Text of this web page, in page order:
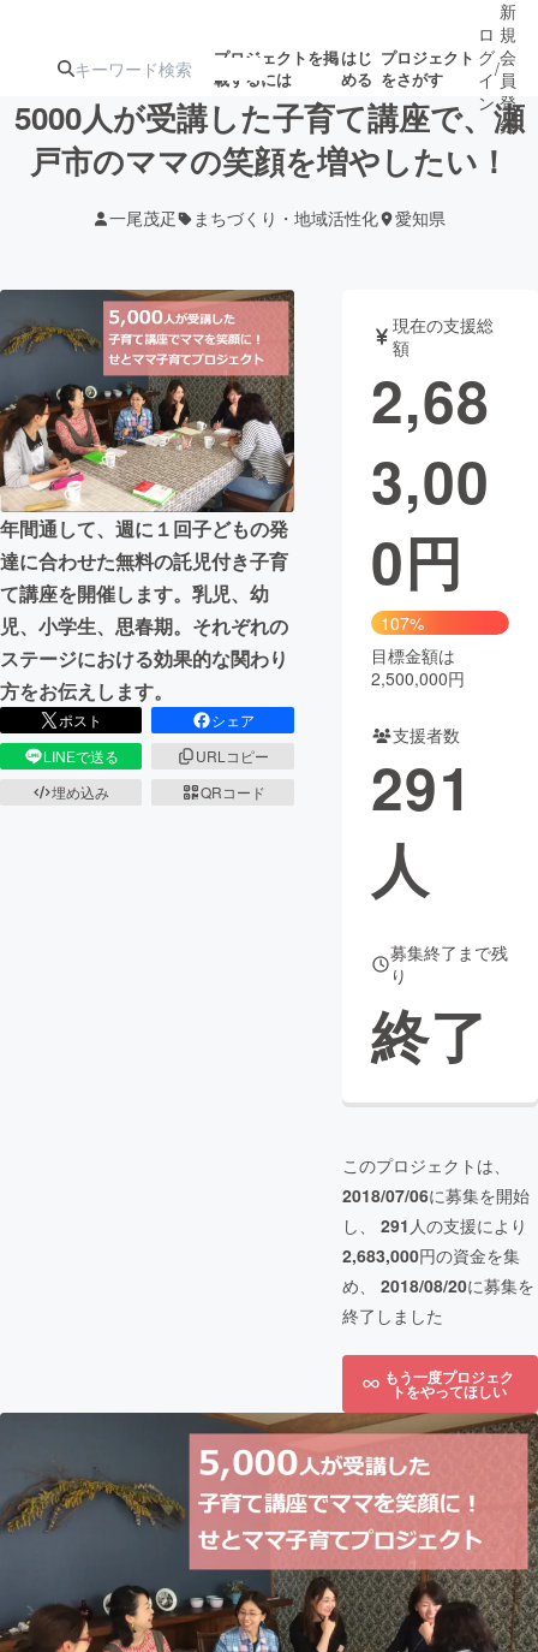
プロジェクトを掲
載するには
はじ
める
プロジェクト
をさがす
注目のリ
ターン
ジェクト
募集終了が近いプ
ロジェクト
されます
アート・写真 音楽
テクノロジー・ガジェット ゲーム・サ
映像・映画
ビジネス・起業
まちづくり・地域活性化
CAMPFIRE for Social Good
CAMPFIRE Creation
CAMPFIREふるさと納税
コミュニティ
ロ
グ
イ
ン
/
新
規
会
員
登
録
5000人が受講した子育て講座で、瀬
戸市のママの笑顔を増やしたい！
一尾茂疋 まちづくり・地域活性化 愛知県
年間通して、週に１回子どもの発
達に合わせた無料の託児付き子育
て講座を開催します。乳児、幼
児、小学生、思春期。それぞれの
ステージにおける効果的な関わり
方をお伝えします。
ポスト
シェア
LINEで送る
URLコピー
埋め込み
QRコード
現在の支援総
額
2,68
3,00
0円
107%
目標金額は
2,500,000円
支援者数
291
人
募集終了まで残
り
終了
このプロジェクトは、
2018/07/06に募集を開始
し、 291 人の支援により
2,683,000円の資金を集
め、 2018/08/20に募集を
終了しました
もう一度プロジェク
トをやってほしい